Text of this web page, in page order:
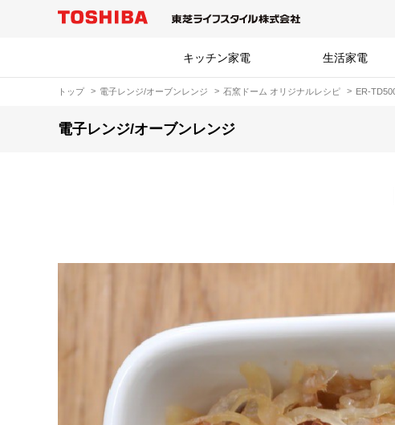
キッチン家電 生活家電
トップ 電子レンジ/オーブンレンジ 石窯ドーム オリジナルレシピ ER-
電子レンジ/オーブンレンジ